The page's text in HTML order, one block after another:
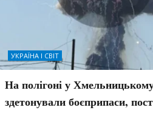
УКРАЇНА І СВІТ
На полігоні у
здетонували боєприпаси,